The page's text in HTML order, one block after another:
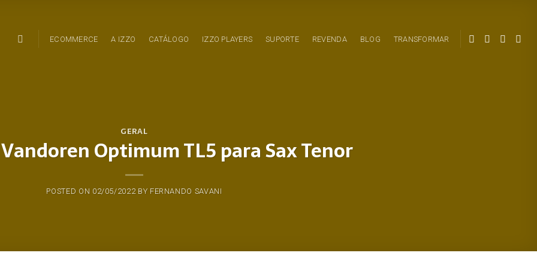
ECOMMERCE A IZZO CATÁLOGO IZZO PLAYERS SUPORTE REVENDA BLOG TRANSFORMAR
GERAL
Optimum TL5 para Sax Tenor
POSTED ON 02/05/2022BY FERNANDO SAVANI